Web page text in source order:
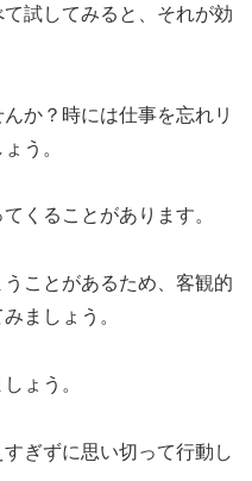
試してみると、それが効
か？時には仕事を忘れリ
う。
くることがあります。
ことがあるため、客観的
ましょう。
ょう。
ぎずに思い切って行動し